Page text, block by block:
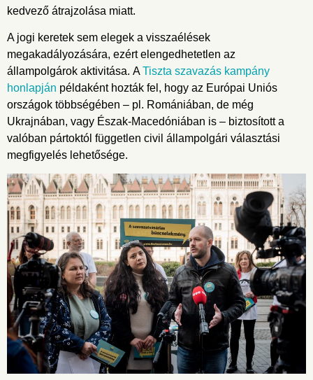
kedvező átrajzolása miatt.
A jogi keretek sem elegek a visszaélések
megakadályozására, ezért elengedhetetlen az
állampolgárok aktivitása. ATiszta szavazás kampány
honlapján példaként hozták fel, hogy az Európai Uniós
országok többségében – pl. Romániában, de még
Ukrajnában, vagy Észak-Macedóniában is – biztosított a
valóban pártoktól független civil állampolgári választási
megfigyelés lehetősége.